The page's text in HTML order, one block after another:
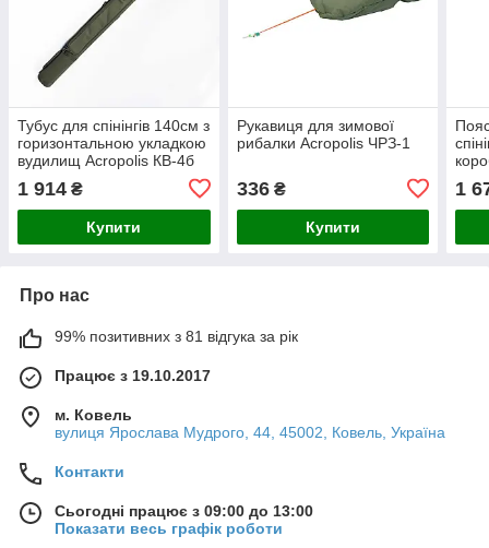
Тубус для спінінгів 140см з
горизонтальною укладкою
вудилищ Acropolis КВ-4б
1 914 ₴
Купити
Рукавиця для зимової
рибалки Acropolis ЧРЗ-1
336₴
Купити
1
Про нас
99% позитивних з 81 відгука за рік
Працює з 19.10.2017
м. Ковель
вулиця Ярослава Мудрого, 44, 45002, Ковель, Україна
Контакти
Сьогодні працює з 09:00 до 13:00
Показати весь графік роботи